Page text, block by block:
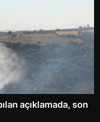
açıklamada, son